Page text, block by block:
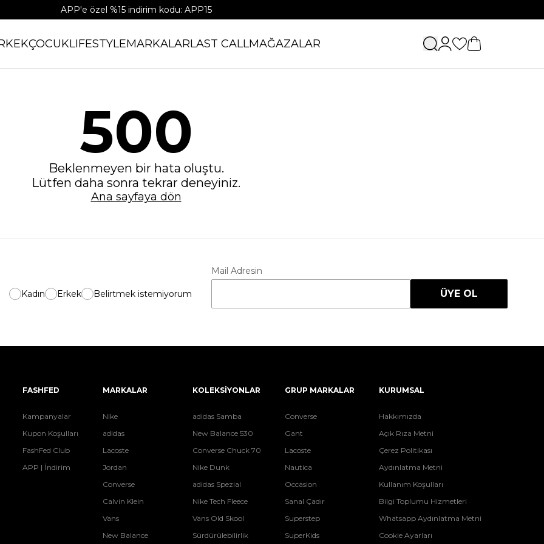
APP'e özel %15 indirim kodu: APP15
ÇOCUKLIFESTYLEMARKALARLAST CALLMAĞAZALAR
500
Beklenmeyen bir hata oluştu.
Lütfen daha sonra tekrar deneyiniz.
Ana sayfaya dön
Kadın Erkek Belirtmek istemiyorum
Mail Adresin
ÜYE OL
FASHFED
Kampanyalar
Kupon Koşulları
FashFed Club
APP | İndirim
MARKALAR
Nike
adidas
Lacoste
Jordan
Converse
Calvin Klein
Vans
New Balance
KOLEKSİYONLAR
adidas Samba
New Balance 530
Converse Chuck 70
Nike Dunk
adidas Spezial
Nike Tech Fleece
Vans Old Skool
Sürdürülebilirlik
GRUP MARKALAR
Converse
Gant
Lacoste
Nautica
Occasion
Sanal Çadır
Superstep
SuperKids
KURUMSAL
Hakkımızda
Açık Rıza Metni
Çerez Politikası
Aydınlatma Metni
Kullanım Koşulları
Bilgi Toplumu Hizmetleri
Whatsapp Aydınlatma Metni
Cookie Ayarları